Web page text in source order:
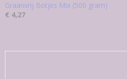
Graanvrij Botjes Mix (500 gram)
€ 4,27